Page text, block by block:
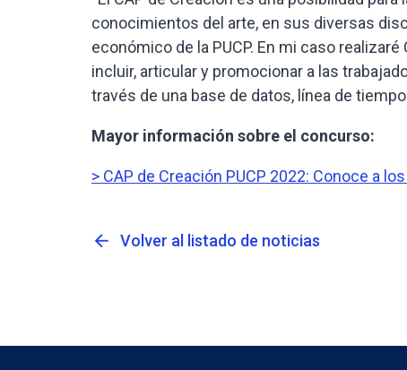
conocimientos del arte, en sus diversas
económico de la PUCP. En mi caso
incluir, articular y promocionar a las
través de una base de datos, línea de
Mayor información sobre el concurso:
> CAP de Creación PUCP 2022: Conoce a
arrow_back Volver al listado de noticias